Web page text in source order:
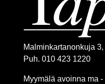
Malminkartanonkuja
Puh. 010 423 1220
Myymälä avoinna ma -